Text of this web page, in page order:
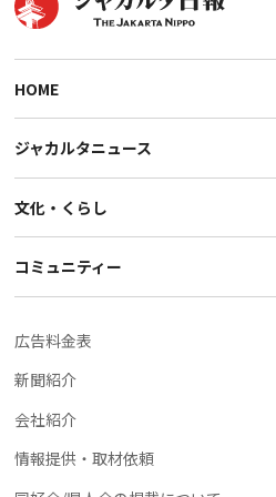
HOME
ジャカルタニュース
文化・くらし
コミュニティー
広告料金表
新聞紹介
会社紹介
情報提供・取材依頼